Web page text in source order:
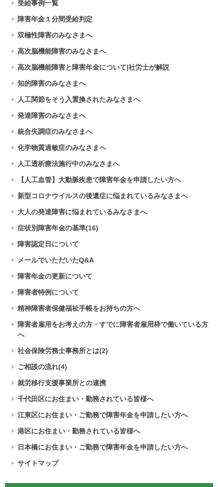
受給事例一覧
障害年金１分間受給判定
双極性障害のみなさまへ
高次脳機能障害のみなさまへ
高次脳機能障害と障害年金について|社労士が解説
知的障害のみなさまへ
人工関節をそう入置換されたみなさまへ
発達障害のみなさまへ
統合失調症のみなさまへ
化学物質過敏症のみなさまへ
人工透析療法施行中のみなさまへ
【人工血管】大動脈疾患で障害年金を申請したい方へ
新型コロナウイルスの後遺症に悩まれているみなさまへ
大人の発達障害に悩まれているみなさまへ
症状別障害年金の基準(16)
障害認定日について
メールでいただいたQ&A
障害年金の更新について
障害者特例について
精神障害者保健福祉手帳をお持ちの方へ
障害者雇用をお考えの方・すでに障害者雇用枠で働いている方
へ
社会保険労務士事務所とは(2)
ご相談の流れ(4)
就労移行支援事業所との連携
千代田区にお住まい・勤務されている皆様へ
江東区にお住まい・ご勤務で障害年金を申請したい方へ
港区にお住まい・勤務されている皆様へ
日本橋にお住まい・ご勤務で障害年金を申請したい方へ
サイトマップ